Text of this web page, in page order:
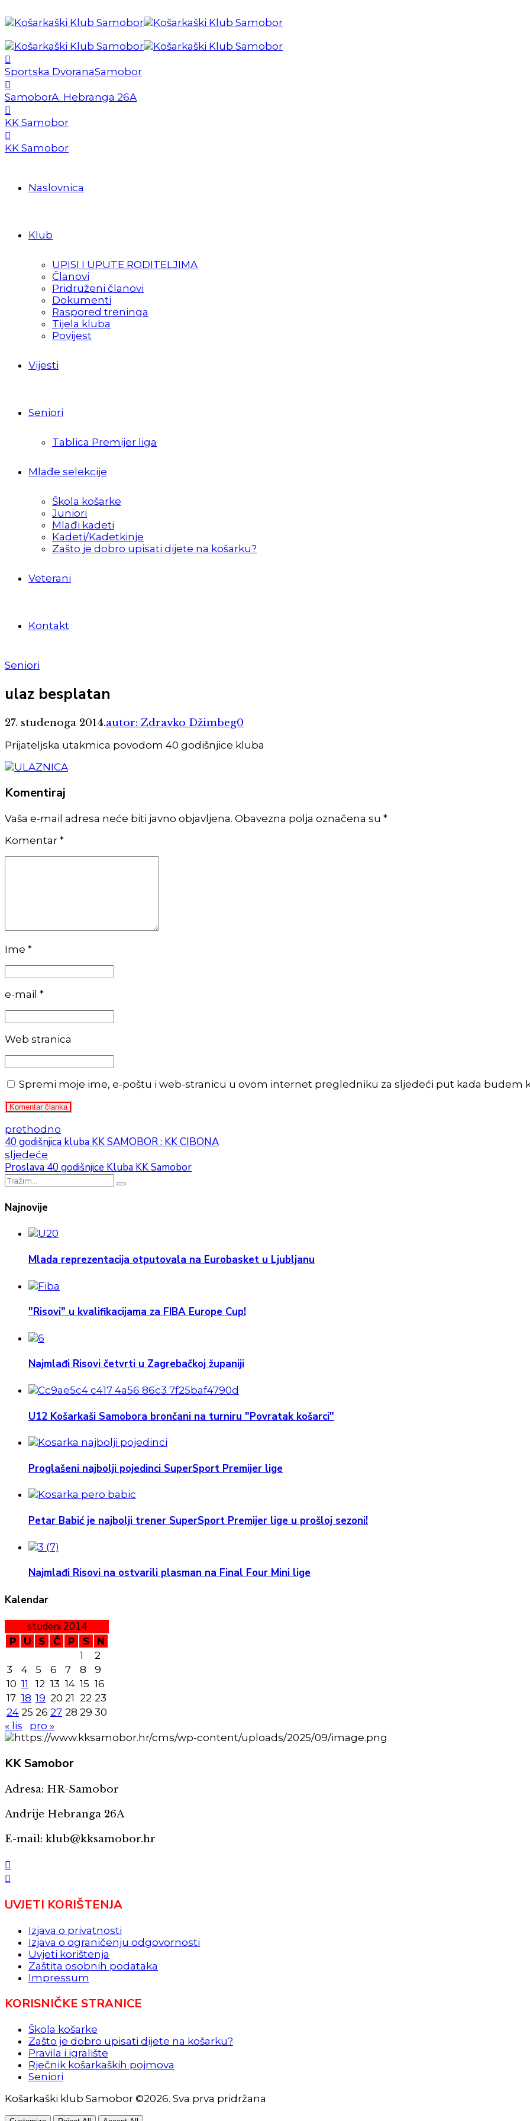
Sportska DvoranaSamobor
SamoborA. Hebranga 26A
KK Samobor
KK Samobor
Naslovnica
Klub
UPISI I UPUTE RODITELJIMA
Članovi
Pridruženi članovi
Dokumenti
Raspored treninga
Tijela kluba
Povijest
Vijesti
Seniori
Tablica Premijer liga
Mlađe selekcije
Škola košarke
Juniori
Mlađi kadeti
Kadeti/Kadetkinje
Zašto je dobro upisati dijete na košarku?
Veterani
Kontakt
Seniori
ulaz besplatan
27. studenoga 2014.autor: Zdravko Džimbeg0
Prijateljska utakmica povodom 40 godišnjice kluba
Komentiraj
Vaša e-mail adresa neće biti javno objavljena. Obavezna polja označena su *
Komentar *
Ime *
e-mail *
Web stranica
Spremi moje ime, e-poštu i web-stranicu u ovom internet pregledniku za sljedeći put kada budem
Komentar članka
prethodno
40 godišnjica kluba KK SAMOBOR : KK CIBONA
sljedeće
Proslava 40 godišnjice Kluba KK Samobor
Najnovije
Mlada reprezentacija otputovala na Eurobasket u Ljubljanu
"Risovi" u kvalifikacijama za FIBA Europe Cup!
Najmlađi Risovi četvrti u Zagrebačkoj županiji
U12 Košarkaši Samobora brončani na turniru "Povratak košarci"
Proglašeni najbolji pojedinci SuperSport Premijer lige
Petar Babić je najbolji trener SuperSport Premijer lige u prošloj sezoni!
Najmlađi Risovi na ostvarili plasman na Final Four Mini lige
Kalendar
studeni 2014
P U S Č P S
N
1
2
3
4 5 6 7 8
9
10 11 12 13 14 15 16
17 18 19 20 21 22 23
24 25 26 27 28 29 30
« lis
pro »
KKSamobor
Adresa: HR-Samobor
Andrije Hebranga 26A
E-mail: klub@kksamobor.hr
UVJETI KORIŠTENJA
Izjava o privatnosti
Izjava o ograničenju odgovornosti
Uvjeti korištenja
Zaštita osobnih podataka
Impressum
KORISNIČKE STRANICE
Škola košarke
Zašto je dobro upisati dijete na košarku?
Pravila i igralište
Rječnik košarkaških pojmova
Seniori
Košarkaški klub Samobor ©2026. Sva prva pridržana